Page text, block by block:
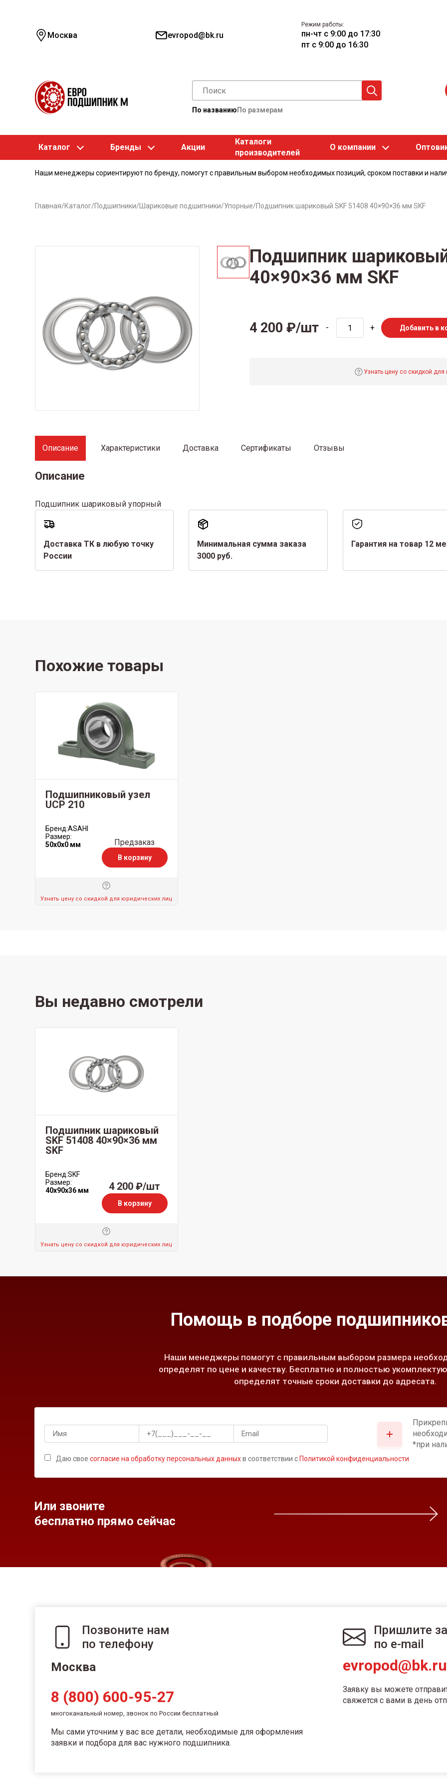
Москва evropod@bk.ru
Режим работы:
пн-чт с 9:00 до 17:30
пт с 9:00 до 16:30
По названию По размерам
Каталог Бренды Акции
Каталоги
производителей
О компании
Наши менеджеры сориентируют по бренду, помогут с правильным выбором необходимых позиций, сроком поставки и
Главная/Каталог/Подшипники/ Шариковые подшипники/Упорные/Подшипник шариковый SKF 51408 40×90×36 мм SKF
Подшипник
40×90×36 мм SKF
4 200 ₽/шт - + Добавить в
Узнать цену со скидкой
Описание Характеристики Доставка Сертификаты Отзывы
Описание
Подшипник шариковый упорный
Доставка ТК в любую точку
России
Минимальная сумма заказа
3000 руб.
Гарантия на товар 12
Похожие товары
Подшипниковый узел
UCP 210
Бренд:ASAHI
Размер:
50x0x0 мм
Предзаказ
В корзину
Узнать цену со скидкой для юридических лиц
Вы недавно смотрели
Подшипник шариковый
SKF 51408 40×90×36 мм
SKF
Бренд:SKF
Размер:
40x90x36 мм
4 200 ₽/шт
В корзину
Узнать цену со скидкой для юридических лиц
Помощь в подборе
Наши менеджеры помогут с правильным выбором размера
определят по цене и качеству. Бесплатно и полностью
определят точные сроки доставки до адресата.
*при
Даю свое согласие на обработку персональных данныхв соответствии с Политикой конфиденциальности
Или звоните
бесплатно прямо сейчас
Позвоните нам
по телефону
Москва
8 (800) 600-95-27
многоканальный номер, звонок по России бесплатный
Мы сами уточним у вас все детали, необходимые для оформления
заявки и подбора для вас нужного подшипника.
Пришлите
по e-mail
evropod@bk.ru
Заявку вы можете
свяжется с вами в день